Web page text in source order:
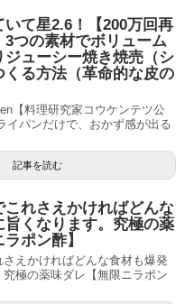
て星2.6！【200万回再
つの素材でボリューム
ジューシー焼き焼売（シ
くる方法（革命的な皮の
【料理研究家コウケンテツ公
イパンだけで、おかず感が出る
記事を読む
れさえかければどんな
旨くなります。究極の薬
ポン酢】
えかければどんな食材も爆発
極の薬味ダレ【無限ニラポン